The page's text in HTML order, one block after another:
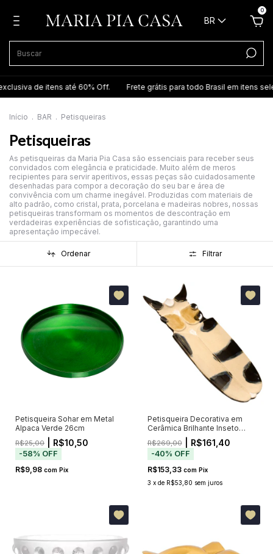
BR
0
até 60% Off. Frete grátis para todo Brasil em itens selecionados.
Início . BAR . Petisqueiras
Petisqueiras
As petisqueiras da Maria Pia Casa são essenciais para receber seus
convidados com elegância e praticidade. Muito além de meros
recipientes para servir aperitivos, essas peças são cuidadosamente
desenhadas para compor a decoração do seu bar e área de
convivência com um charme inegável. Produzidas com materiais de
alto padrão, como cristal, prata, porcelana e madeiras nobres, nossas
petisqueiras transformam os momentos de descontração em
verdadeiras experiências de sofisticação, garantindo uma
apresentação impecável.
Ordenar Filtrar
Petisqueira Sohar em Metal
Alpaca Verde 26cm
R$25,00 | R$10,50
-58% OFF
R$9,98 com Pix
Petisqueira Decorativa em
Cerâmica Brilhante Inseto
R$269,00| R$161,40
-40% OFF
R$153,33 com Pix
3 x de R$53,80 sem juros